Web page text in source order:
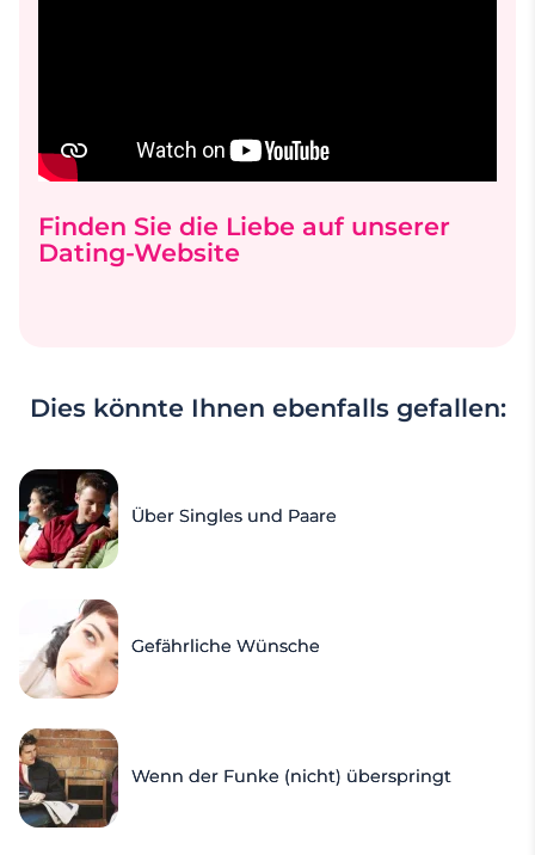
Finden Sie die Liebe auf unserer
Dating-Website
Dies könnte Ihnen ebenfalls gefallen:
Über Singles und Paare
Gefährliche Wünsche
Wenn der Funke (nicht) überspringt